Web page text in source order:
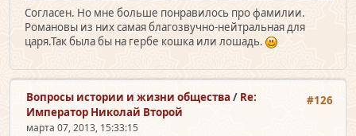
Согласен. Но мне больше понравилось про фамилии.
Романовы из них самая благозвучно-нейтральная для
царя.Так была бы на гербе кошка или лошадь.
#126
Вопросы истории и жизни общества / Re:
Император Николай Второй
марта 07, 2013, 15:33:15